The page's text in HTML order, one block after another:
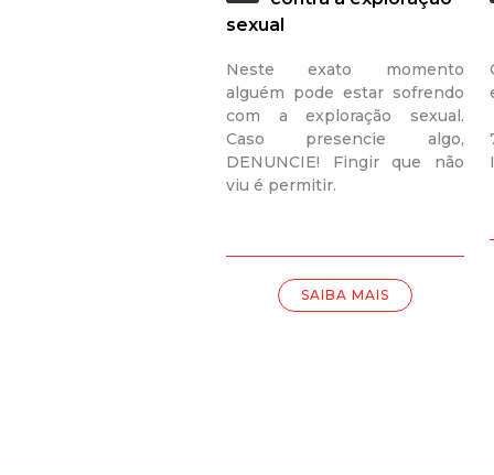
sexual
Neste exato momento
alguém pode estar sofrendo
com a exploração sexual.
Caso presencie algo,
DENUNCIE! Fingir que não
viu é permitir.
SAIBA MAIS